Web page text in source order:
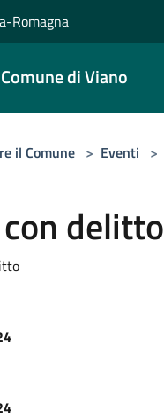
Romagna
Comune di Viano
il Comune > Eventi >
con delitto